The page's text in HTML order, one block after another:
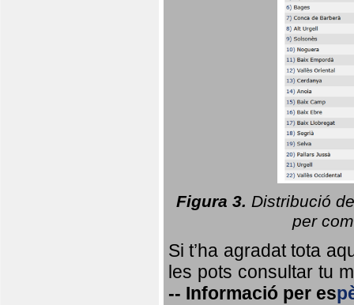
Figura 3. Distribució
per
Si t’ha agradat tota
les pots consultar tu
-- Informació per es